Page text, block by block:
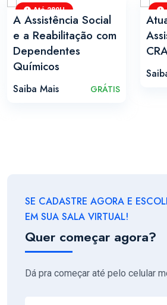
Até 280H
A Assistência Social
e a Reabilitação com
Dependentes
Químicos
Saiba Mais GRÁTIS
SE CADASTRE AGORA E
EM SUA SALA VIRTUAL!
Quer começar agora?
Dá pra começar até pelo celular